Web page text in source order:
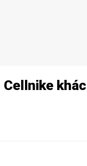
khác